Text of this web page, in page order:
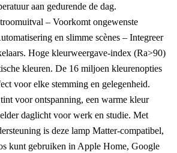
aan gedurende de dag.
– Voorkomt ongewenste
en slimme scènes – Integreer
Hoge kleurweergave-index (Ra>90)
kleuren. De 16 miljoen kleurenopties
voor elke stemming en gelegenheid.
voor ontspanning, een warme kleur
daglicht voor werk en studie. Met
is deze lamp Matter-compatibel,
kunt gebruiken in Apple Home, Google